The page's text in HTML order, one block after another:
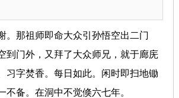
。那祖师即命大众引孙悟空出二门
到门外，又拜了大众师兄，就于廊庑
习字焚香。每日如此。闲时即扫地锄
备。在洞中不觉倏六七年。